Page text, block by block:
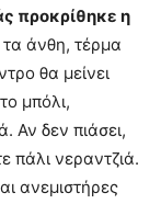
προκρίθηκε η
άνθη, τέρμα
θα μείνει
μπόλι,
Αν δεν πιάσει,
πάλι νεραντζιά.
ανεμιστήρες